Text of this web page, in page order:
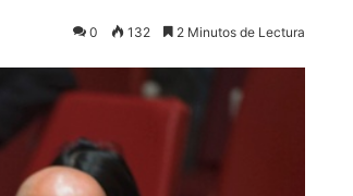
0 132 2 Minutos de Lectura